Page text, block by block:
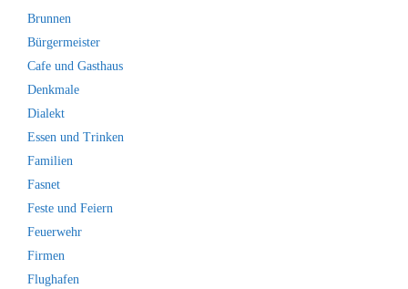
Brunnen
Bürgermeister
Cafe und Gasthaus
Denkmale
Dialekt
Essen und Trinken
Familien
Fasnet
Feste und Feiern
Feuerwehr
Firmen
Flughafen